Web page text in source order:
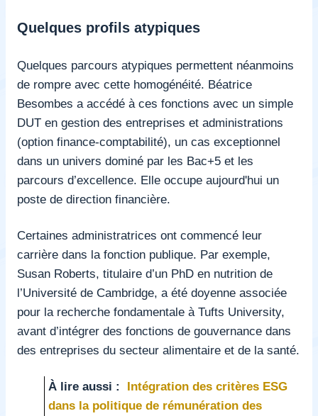
Quelques profils atypiques
Quelques parcours atypiques permettent néanmoins
de rompre avec cette homogénéité. Béatrice
Besombes a accédé à ces fonctions avec un simple
DUT en gestion des entreprises et administrations
(option finance-comptabilité), un cas exceptionnel
dans un univers dominé par les Bac+5 et les
parcours d’excellence. Elle occupe aujourd'hui un
poste de direction financière.
Certaines administratrices ont commencé leur
carrière dans la fonction publique. Par exemple,
Susan Roberts, titulaire d’un PhD en nutrition de
l’Université de Cambridge, a été doyenne associée
pour la recherche fondamentale à Tufts University,
avant d’intégrer des fonctions de gouvernance dans
des entreprises du secteur alimentaire et de la santé.
À lire aussi :
Intégration des critères ESG
dans la politique de rémunération des